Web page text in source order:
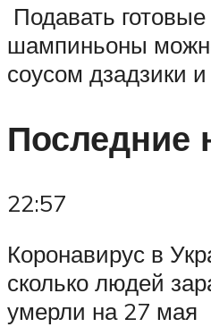
Подавать
шампиньоны
соусом дзадзики
Последние
22:57
Коронавирус в
сколько людей
умерли на 27 мая